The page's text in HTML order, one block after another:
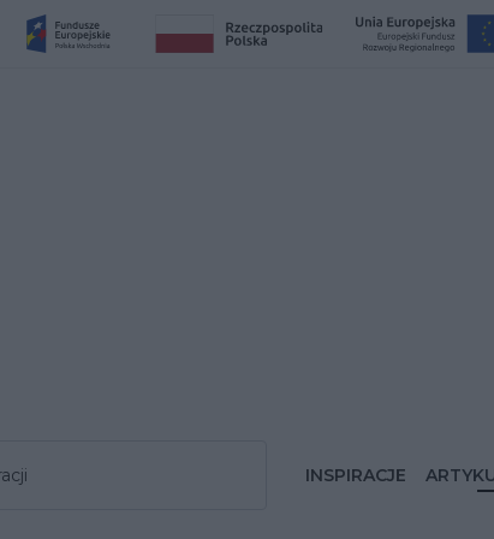
INSPIRACJE